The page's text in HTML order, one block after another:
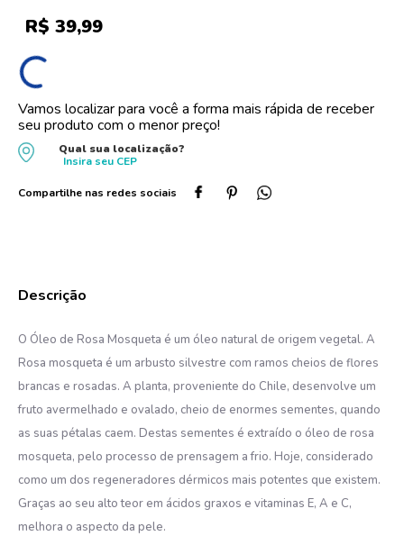
R$ 39,99
Vamos localizar para você a forma mais rápida de receber
seu produto com o menor preço!
Qual sua localização?
Insira seu CEP
O Óleo de Rosa Mosqueta é um óleo natural de origem vegetal. A
Rosa mosqueta é um arbusto silvestre com ramos cheios de flores
brancas e rosadas. A planta, proveniente do Chile, desenvolve um
fruto avermelhado e ovalado, cheio de enormes sementes, quando
as suas pétalas caem. Destas sementes é extraído o óleo de rosa
mosqueta, pelo processo de prensagem a frio. Hoje, considerado
como um dos regeneradores dérmicos mais potentes que existem.
Graças ao seu alto teor em ácidos graxos e vitaminas E, A e C,
melhora o aspecto da pele.
6º tintura cabelo
7º
8
9º proge
protetor solar